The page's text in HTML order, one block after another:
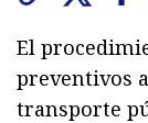
El
preventivos
transporte